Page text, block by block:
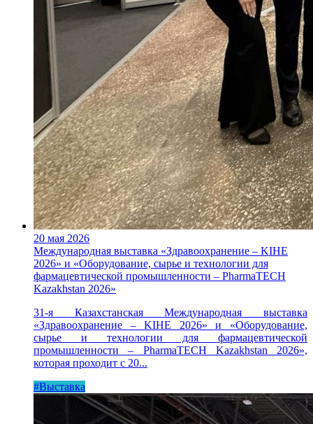
20 мая 2026
Международная выставка «Здравоохранение – KIHE
2026» и «Оборудование, сырье и технологии для
фармацевтической промышленности – PharmaTECH
Kazakhstan 2026»
31-я Казахстанская Международная выставка
«Здравоохранение – KIHE 2026» и «Оборудование,
сырье и технологии для фармацевтической
промышленности – PharmaTECH Kazakhstan 2026»,
которая проходит с 20...
#Выставка